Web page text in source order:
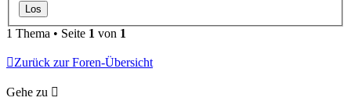
1 Thema • Seite 1 von 1
Zurück zur Foren-Übersicht
Gehe zu